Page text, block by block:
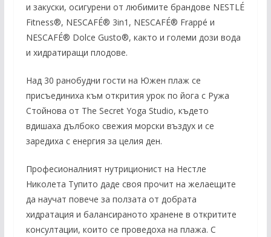
и закуски, осигурени от любимите брандове NESTLÉ
Fitness®, NESCAFÉ® 3in1, NESCAFÉ® Frappé и
NESCAFÉ® Dolce Gusto®, както и големи дози вода
и хидратиращи плодове.
Над 30 ранобудни гости на Южен плаж се
присъединиха към открития урок по йога с Ружа
Стойнова от The Secret Yoga Studio, където
вдишаха дълбоко свежия морски въздух и се
заредиха с енергия за целия ден.
Професионалният нутриционист на Нестле
Николета Тупито даде своя прочит на желаещите
да научат повече за ползата от добрата
хидратация и балансираното хранене в откритите
консултации, които се проведоха на плажа. С